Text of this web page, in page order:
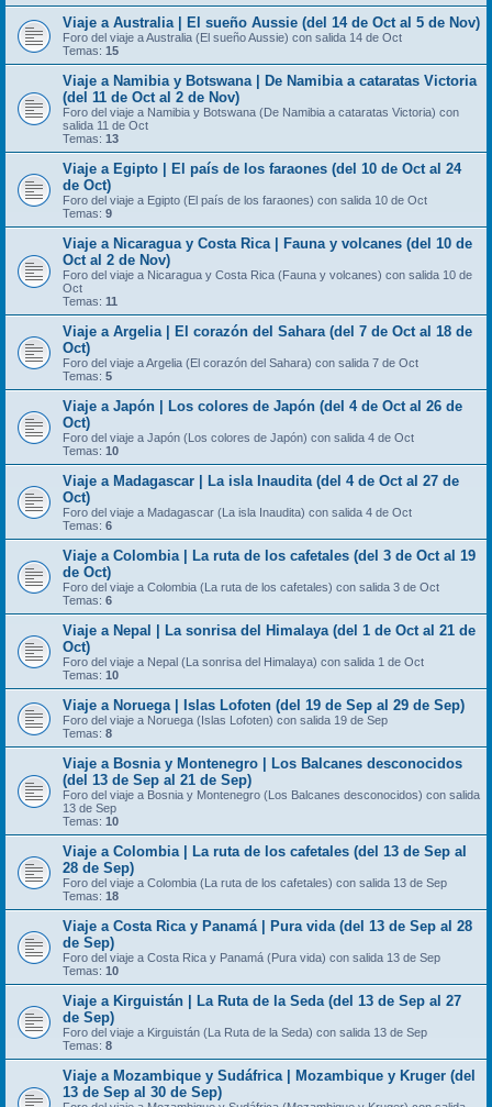
Viaje a Australia | El sueño Aussie (del 14 de Oct al 5 de Nov)
Foro del viaje a Australia (El sueño Aussie) con salida 14 de Oct
Temas: 15
Viaje a Namibia y Botswana | De Namibia a cataratas Victoria
(del 11 de Oct al 2 de Nov)
Foro del viaje a Namibia y Botswana (De Namibia a cataratas Victoria) con
salida 11 de Oct
Temas: 13
Viaje a Egipto | El país de los faraones (del 10 de Oct al 24
de Oct)
Foro del viaje a Egipto (El país de los faraones) con salida 10 de Oct
Temas: 9
Viaje a Nicaragua y Costa Rica | Fauna y volcanes (del 10 de
Oct al 2 de Nov)
Foro del viaje a Nicaragua y Costa Rica (Fauna y volcanes) con salida 10 de
Oct
Temas: 11
Viaje a Argelia | El corazón del Sahara (del 7 de Oct al 18 de
Oct)
Foro del viaje a Argelia (El corazón del Sahara) con salida 7 de Oct
Temas: 5
Viaje a Japón | Los colores de Japón (del 4 de Oct al 26 de
Oct)
Foro del viaje a Japón (Los colores de Japón) con salida 4 de Oct
Temas: 10
Viaje a Madagascar | La isla Inaudita (del 4 de Oct al 27 de
Oct)
Foro del viaje a Madagascar (La isla Inaudita) con salida 4 de Oct
Temas: 6
Viaje a Colombia | La ruta de los cafetales (del 3 de Oct al 19
de Oct)
Foro del viaje a Colombia (La ruta de los cafetales) con salida 3 de Oct
Temas: 6
Viaje a Nepal | La sonrisa del Himalaya (del 1 de Oct al 21 de
Oct)
Foro del viaje a Nepal (La sonrisa del Himalaya) con salida 1 de Oct
Temas: 10
Viaje a Noruega | Islas Lofoten (del 19 de Sep al 29 de Sep)
Foro del viaje a Noruega (Islas Lofoten) con salida 19 de Sep
Temas: 8
Viaje a Bosnia y Montenegro | Los Balcanes desconocidos
(del 13 de Sep al 21 de Sep)
Foro del viaje a Bosnia y Montenegro (Los Balcanes desconocidos) con salida
13 de Sep
Temas: 10
Viaje a Colombia | La ruta de los cafetales (del 13 de Sep al
28 de Sep)
Foro del viaje a Colombia (La ruta de los cafetales) con salida 13 de Sep
Temas: 18
Viaje a Costa Rica y Panamá | Pura vida (del 13 de Sep al 28
de Sep)
Foro del viaje a Costa Rica y Panamá (Pura vida) con salida 13 de Sep
Temas: 10
Viaje a Kirguistán | La Ruta de la Seda (del 13 de Sep al 27
de Sep)
Foro del viaje a Kirguistán (La Ruta de la Seda) con salida 13 de Sep
Temas: 8
Viaje a Mozambique y Sudáfrica | Mozambique y Kruger (del
13 de Sep al 30 de Sep)